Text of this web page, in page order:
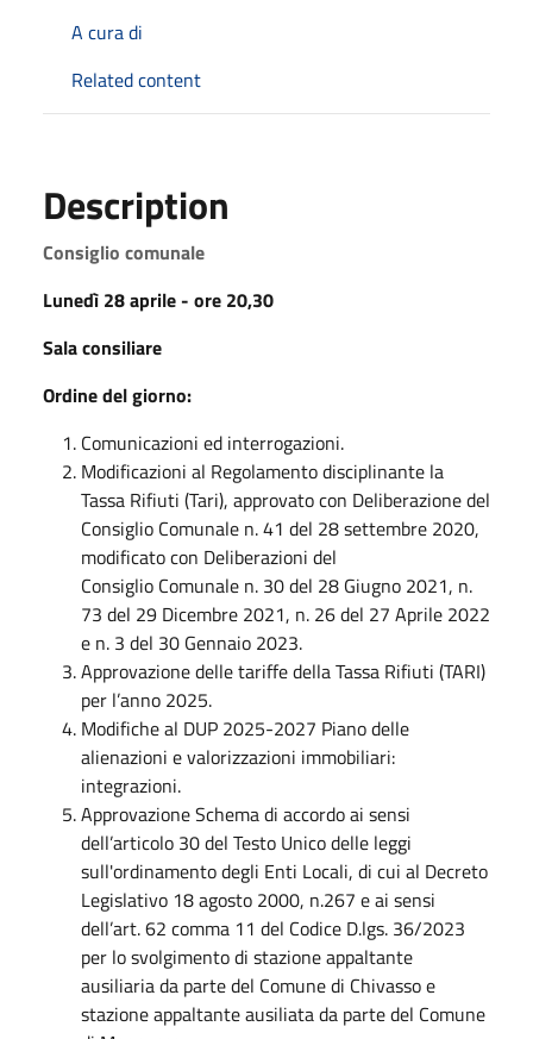
A cura di
Related content
Description
Consiglio comunale
Lunedì 28 aprile- ore 20,30
Sala consiliare
Ordine del giorno:
Comunicazioni ed interrogazioni.
Modificazioni al Regolamento disciplinante la
Tassa Rifiuti (Tari), approvato con Deliberazione del
Consiglio Comunale n. 41 del 28 settembre 2020,
modificato con Deliberazioni del
Consiglio Comunale n. 30 del 28 Giugno 2021, n.
73 del 29 Dicembre 2021, n. 26 del 27 Aprile 2022
e n. 3 del 30 Gennaio 2023.
Approvazione delle tariffe della Tassa Rifiuti (TARI)
per l’anno 2025.
Modifiche al DUP 2025-2027 Piano delle
alienazioni e valorizzazioni immobiliari:
integrazioni.
Approvazione Schema di accordo ai sensi
dell’articolo 30 del Testo Unico delle leggi
sull'ordinamento degli Enti Locali, di cui al Decreto
Legislativo 18 agosto 2000, n.267 e ai sensi
dell’art. 62 comma 11 del Codice D.lgs. 36/2023
per lo svolgimento di stazione appaltante
ausiliaria da parte del Comune di Chivasso e
stazione appaltante ausiliata da parte del Comune